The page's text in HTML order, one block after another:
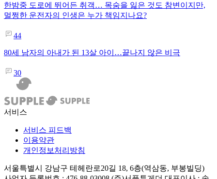
한밤중 도로에 뛰어든 취객… 목숨을 잃은 것도 참변이지만,
멀쩡한 운전자의 인생은 누가 책임지나요?
44
80세 남자의 아내가 된 13살 아이…끝나지 않은 비극
30
서비스
서비스 피드백
이용약관
개인정보처리방침
서울특별시 강남구 테헤란로20길 18, 6층(역삼동, 부봉빌딩)